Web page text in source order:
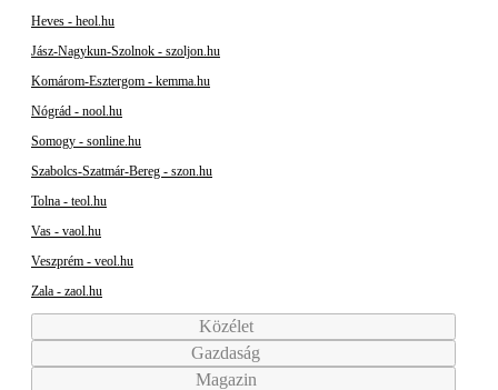
Heves - heol.hu
Jász-Nagykun-Szolnok - szoljon.hu
Komárom-Esztergom - kemma.hu
Nógrád - nool.hu
Somogy - sonline.hu
Szabolcs-Szatmár-Bereg - szon.hu
Tolna - teol.hu
Vas - vaol.hu
Veszprém - veol.hu
Zala - zaol.hu
Közélet
Gazdaság
Magazin